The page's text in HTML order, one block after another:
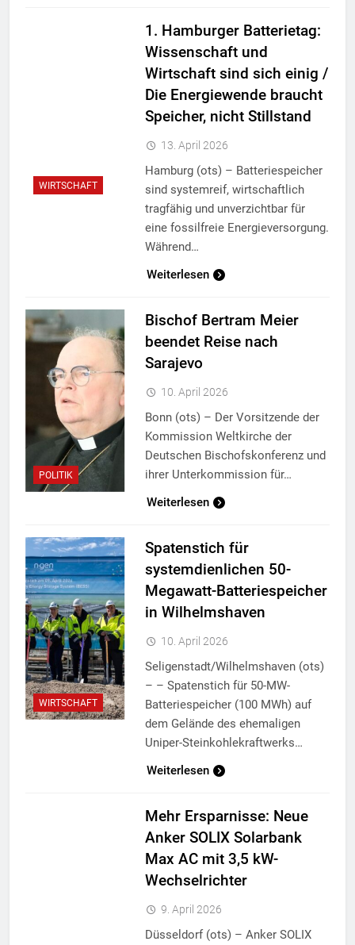
WIRTSCHAFT
1. Hamburger Batterietag:
Wissenschaft und
Wirtschaft sind sich einig /
Die Energiewende braucht
Speicher, nicht Stillstand
13. April 2026
Hamburg (ots) – Batteriespeicher
sind systemreif, wirtschaftlich
tragfähig und unverzichtbar für
eine fossilfreie Energieversorgung.
Während…
Weiterlesen
POLITIK
Bischof Bertram Meier
beendet Reise nach
Sarajevo
10. April 2026
Bonn (ots) – Der Vorsitzende der
Kommission Weltkirche der
Deutschen Bischofskonferenz und
ihrer Unterkommission für…
Weiterlesen
WIRTSCHAFT
Spatenstich für
systemdienlichen 50-
Megawatt-Batteriespeicher
in Wilhelmshaven
10. April 2026
Seligenstadt/Wilhelmshaven (ots)
– – Spatenstich für 50-MW-
Batteriespeicher (100 MWh) auf
dem Gelände des ehemaligen
Uniper-Steinkohlekraftwerks…
Weiterlesen
Mehr Ersparnisse: Neue
Anker SOLIX Solarbank
Max AC mit 3,5 kW-
Wechselrichter
9. April 2026
Düsseldorf (ots) – Anker SOLIX